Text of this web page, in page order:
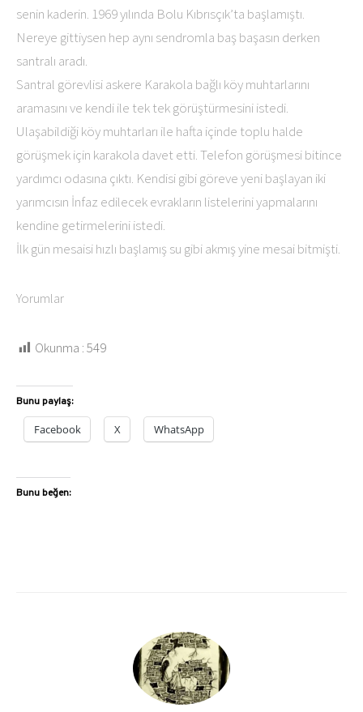
senin kaderin. 1969 yılında Bolu Kıbrısçık’ta başlamıştı.
Nereye gittiysen hep aynı sendromla baş başasın derken
santralı aradı.
Santral görevlisi askere Karakola bağlı köy muhtarlarını
aramasını ve kendi ile tek tek görüştürmesini istedi.
Ulaşabildiği köy muhtarları ile hafta içinde toplu halde
görüşmek için karakola davet etti. Telefon görüşmesi bitince
yardımcı odasına çıktı. Kendisi gibi göreve yeni başlayan iki
yarımcısın İnfaz edilecek evrakların listelerini yapmalarını
kendine getirmelerini istedi.
İlk gün mesaisi hızlı başlamış su gibi akmış yine mesai bitmişti.
Yorumlar
Okunma :549
Bunu paylaş:
Facebook X WhatsApp
Bunu beğen: